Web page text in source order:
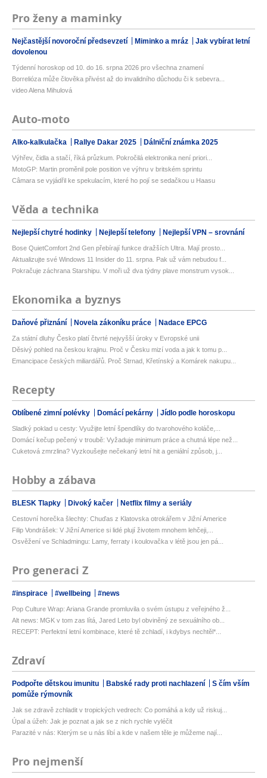
Pro ženy a maminky
Nejčastější novoroční předsevzetí Miminko a mráz
Jak vybírat letní
dovolenou
Týdenní horoskop od 10. do 16. srpna 2026 pro všechna znamení
Borrelióza může člověka přivést až do invalidního důchodu či k sebevra...
video Alena Mihulová
Auto-moto
Alko-kalkulačka Rallye Dakar 2025 Dálniční známka 2025
Výhřev, čidla a stačí, říká průzkum. Pokročilá elektronika není priori...
MotoGP: Martin proměnil pole position ve výhru v britském sprintu
Câmara se vyjádřil ke spekulacím, které ho pojí se sedačkou u Haasu
Věda a technika
Nejlepší chytré hodinky Nejlepší telefony Nejlepší VPN – srovnání
Bose QuietComfort 2nd Gen přebírají funkce dražších Ultra. Mají prosto...
Aktualizujte své Windows 11 Insider do 11. srpna. Pak už vám nebudou f...
Pokračuje záchrana Starshipu. V moři už dva týdny plave monstrum vysok...
Ekonomika a byznys
Daňové přiznání Novela zákoníku práce Nadace EPCG
Za státní dluhy Česko platí čtvrté nejvyšší úroky v Evropské unii
Děsivý pohled na českou krajinu. Proč v Česku mizí voda a jak k tomu p...
Emancipace českých miliardářů. Proč Strnad, Křetínský a Komárek nakupu...
Recepty
Oblíbené zimní polévky Domácí pekárny Jídlo podle horoskopu
Sladký poklad u cesty: Využijte letní špendlíky do tvarohového koláče,...
Domácí kečup pečený v troubě: Vyžaduje minimum práce a chutná lépe než...
Cuketová zmrzlina? Vyzkoušejte nečekaný letní hit a geniální způsob, j...
Hobby a zábava
BLESK Tlapky Divoký kačer Netflix filmy a seriály
Cestovní horečka šlechty: Chuďas z Klatovska otrokářem v Jižní Americe
Filip Vondrášek: V Jižní Americe si lidé plují životem mnohem lehčeji,...
Osvěžení ve Schladmingu: Lamy, ferraty i koulovačka v létě jsou jen pá...
Pro generaci Z
#inspirace #wellbeing #news
Pop Culture Wrap: Ariana Grande promluvila o svém ústupu z veřejného ž...
Alt news: MGK v tom zas lítá, Jared Leto byl obviněný ze sexuálního ob...
RECEPT: Perfektní letní kombinace, které tě zchladí, i kdybys nechtěl*...
Zdraví
Podpořte dětskou imunitu Babské rady proti nachlazení
S čím vším
pomůže rýmovník
Jak se zdravě zchladit v tropických vedrech: Co pomáhá a kdy už riskuj...
Úpal a úžeh: Jak je poznat a jak se z nich rychle vyléčit
Parazité v nás: Kterým se u nás líbí a kde v našem těle je můžeme nají...
Pro nejmenší